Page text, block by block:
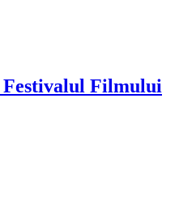
Festivalul Filmului